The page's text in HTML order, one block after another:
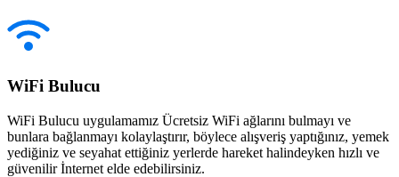
WiFi Bulucu
WiFi Bulucu uygulamamız Ücretsiz WiFi ağlarını bulmayı ve
bunlara bağlanmayı kolaylaştırır, böylece alışveriş yaptığınız, yemek
yediğiniz ve seyahat ettiğiniz yerlerde hareket halindeyken hızlı ve
güvenilir İnternet elde edebilirsiniz.